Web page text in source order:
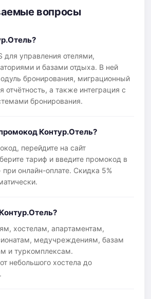
вопросы
для управления отелями,
и базами отдыха. В ней
бронирования, миграционный
отчётность, а также интеграция с
бронирования.
Контур.Отель?
перейдите на сайт
тариф и введите промокод в
онлайн-оплате. Скидка 5%
хостелам, апартаментам,
медучреждениям, базам
и туркомплексам.
небольшого хостела до